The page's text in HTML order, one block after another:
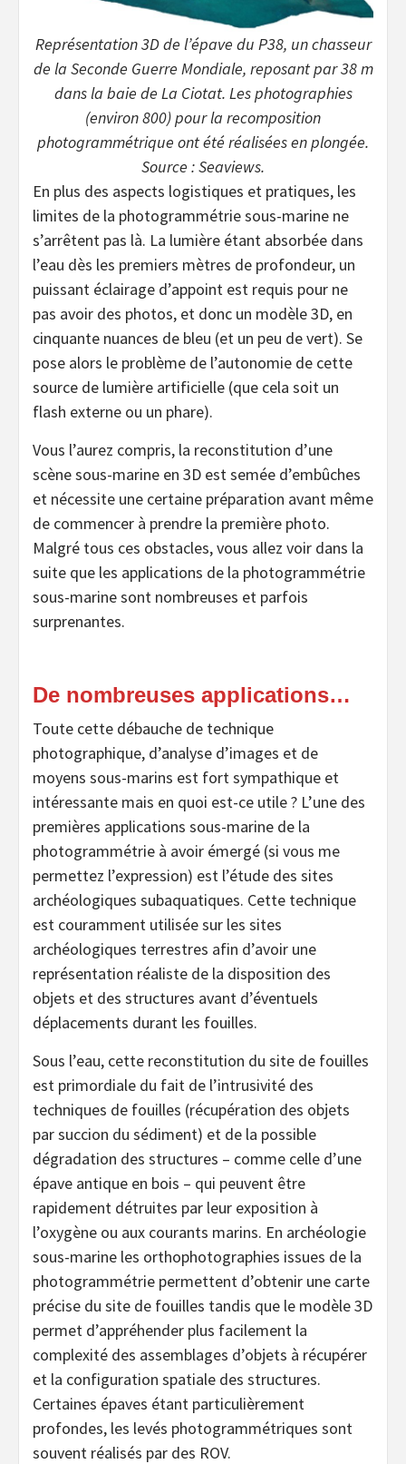
Représentation 3D de l’épave du P38, un chasseur
de la Seconde Guerre Mondiale, reposant par 38 m
dans la baie de La Ciotat. Les photographies
(environ 800) pour la recomposition
photogrammétrique ont été réalisées en plongée.
Source : Seaviews.
En plus des aspects logistiques et pratiques, les
limites de la photogrammétrie sous-marine ne
s’arrêtent pas là. La lumière étant absorbée dans
l’eau dès les premiers mètres de profondeur, un
puissant éclairage d’appoint est requis pour ne
pas avoir des photos, et donc un modèle 3D, en
cinquante nuances de bleu (et un peu de vert). Se
pose alors le problème de l’autonomie de cette
source de lumière artificielle (que cela soit un
flash externe ou un phare).
Vous l’aurez compris, la reconstitution d’une
scène sous-marine en 3D est semée d’embûches
et nécessite une certaine préparation avant même
de commencer à prendre la première photo.
Malgré tous ces obstacles, vous allez voir dans la
suite que les applications de la photogrammétrie
sous-marine sont nombreuses et parfois
surprenantes.
De nombreuses applications…
Toute cette débauche de technique
photographique, d’analyse d’images et de
moyens sous-marins est fort sympathique et
intéressante mais en quoi est-ce utile ? L’une des
premières applications sous-marine de la
photogrammétrie à avoir émergé (si vous me
permettez l’expression) est l’étude des sites
archéologiques subaquatiques. Cette technique
est couramment utilisée sur les sites
archéologiques terrestres afin d’avoir une
représentation réaliste de la disposition des
objets et des structures avant d’éventuels
déplacements durant les fouilles.
Sous l’eau, cette reconstitution du site de fouilles
est primordiale du fait de l’intrusivité des
techniques de fouilles (récupération des objets
par succion du sédiment) et de la possible
dégradation des structures – comme celle d’une
épave antique en bois – qui peuvent être
rapidement détruites par leur exposition à
l’oxygène ou aux courants marins. En archéologie
sous-marine les orthophotographies issues de la
photogrammétrie permettent d’obtenir une carte
précise du site de fouilles tandis que le modèle 3D
permet d’appréhender plus facilement la
complexité des assemblages d’objets à récupérer
et la configuration spatiale des structures.
Certaines épaves étant particulièrement
profondes, les levés photogrammétriques sont
souvent réalisés par des ROV.